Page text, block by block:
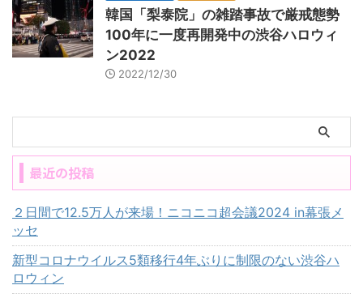
韓国「梨泰院」の雑踏事故で厳戒態勢
100年に一度再開発中の渋谷ハロウィ
ン2022
2022/12/30
最近の投稿
２日間で12.5万人が来場！ニコニコ超会議2024 in幕張メ
ッセ
新型コロナウイルス5類移行4年ぶりに制限のない渋谷ハ
ロウィン